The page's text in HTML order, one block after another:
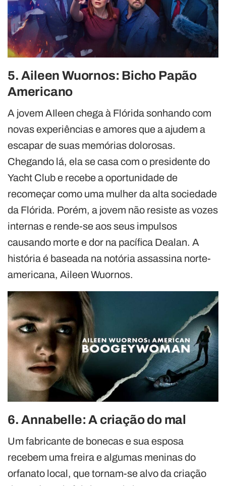
5. Aileen Wuornos: Bicho Papão
Americano
A jovem AIleen chega à Flórida sonhando com
novas experiências e amores que a ajudem a
escapar de suas memórias dolorosas.
Chegando lá, ela se casa com o presidente do
Yacht Club e recebe a oportunidade de
recomeçar como uma mulher da alta sociedade
da Flórida. Porém, a jovem não resiste as vozes
internas e rende-se aos seus impulsos
causando morte e dor na pacífica Dealan. A
história é baseada na notória assassina norte-
americana, Aileen Wuornos.
6. Annabelle: A criação do mal
Um fabricante de bonecas e sua esposa
recebem uma freira e algumas meninas do
orfanato local, que tornam-se alvo da criação